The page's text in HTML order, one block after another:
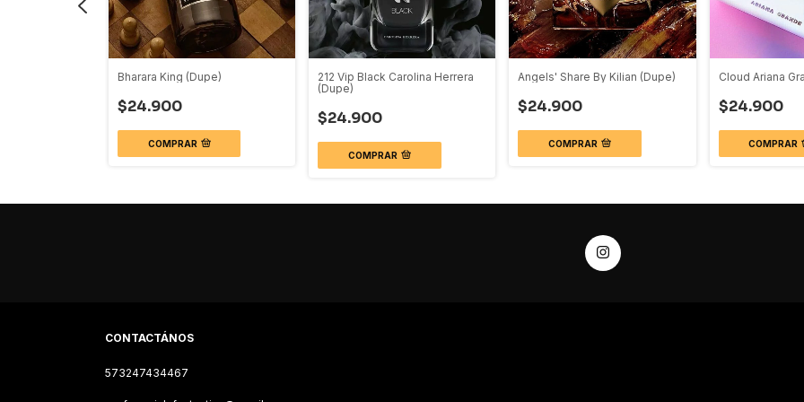
Bharara King (Dupe)
$24.900
COMPRAR
212 Vip Black Carolina Herrera
(Dupe)
$24.900
COMPRAR
Angels' Share By Kilian (Dupe)
$24.900
COMPRAR
Cloud Ariana
$24.900
COMPRAR
CONTACTÁNOS
573247434467